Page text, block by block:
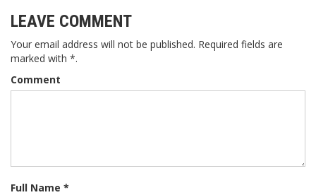
LEAVE COMMENT
Your email address will not be published. Required fields are
marked with *.
Comment
Full Name *